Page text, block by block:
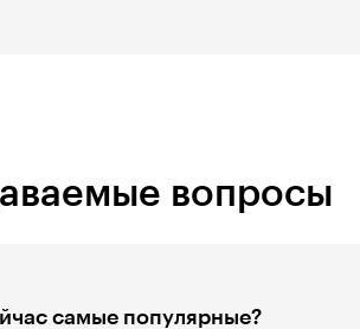
вопросы
самые популярные?